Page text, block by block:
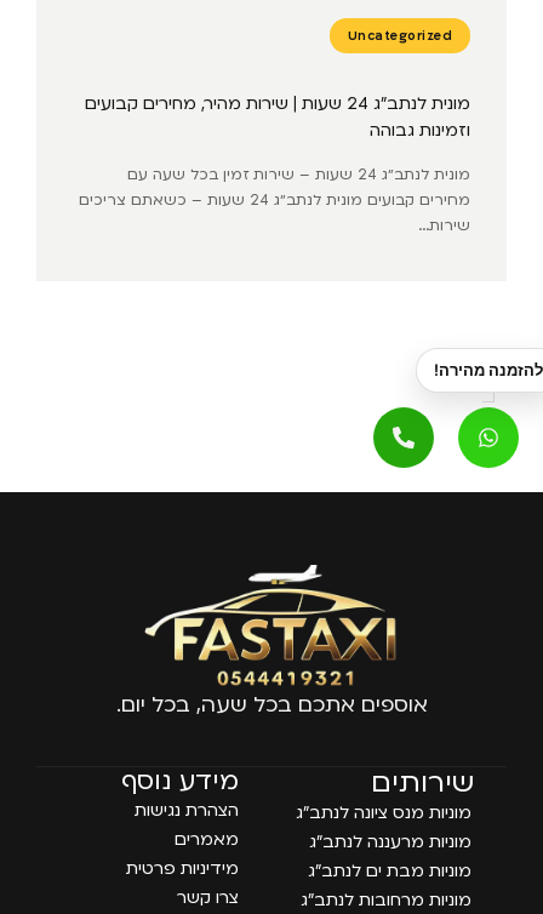
Uncategorized
מונית לנתב״ג 24 שעות | שירות מהיר, מחירים קבועים
וזמינות גבוהה
מונית לנתב״ג 24 שעות – שירות זמין בכל שעה עם
מחירים קבועים מונית לנתב״ג 24 שעות – כשאתם צריכים
שירות...
אוספים אתכם בכל שעה, בכל יום.
שירותים
מוניות מנס ציונה לנתב״ג
מוניות מרעננה לנתב״ג
מוניות מבת ים לנתב״ג
מוניות מרחובות לנתב״ג
מידע נוסף
הצהרת נגישות
מאמרים
מידיניות פרטית
צרו קשר